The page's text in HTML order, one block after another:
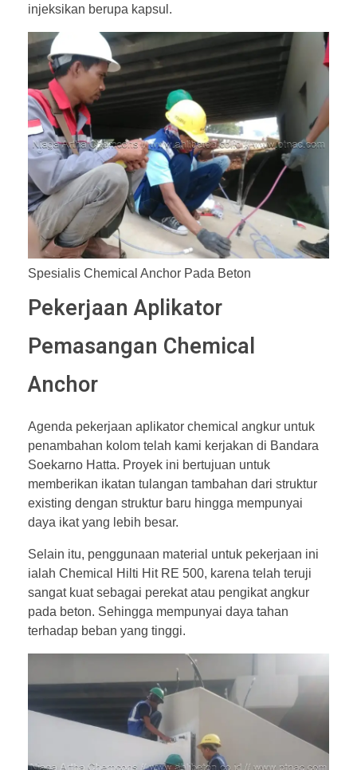
injeksikan berupa kapsul.
Spesialis Chemical Anchor Pada Beton
Pekerjaan Aplikator
Pemasangan Chemical
Anchor
Agenda pekerjaan aplikator chemical angkur untuk
penambahan kolom telah kami kerjakan di Bandara
Soekarno Hatta. Proyek ini bertujuan untuk
memberikan ikatan tulangan tambahan dari struktur
existing dengan struktur baru hingga mempunyai
daya ikat yang lebih besar.
Selain itu, penggunaan material untuk pekerjaan ini
ialah Chemical Hilti Hit RE 500, karena telah teruji
sangat kuat sebagai perekat atau pengikat angkur
pada beton. Sehingga mempunyai daya tahan
terhadap beban yang tinggi.